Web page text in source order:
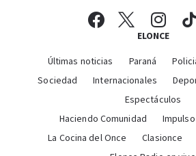
ELONCE
Últimas noticias Paraná
Sociedad
Internacionales
Espectáculos
Haciendo Comunidad
La Cocina del Once
Clasionce